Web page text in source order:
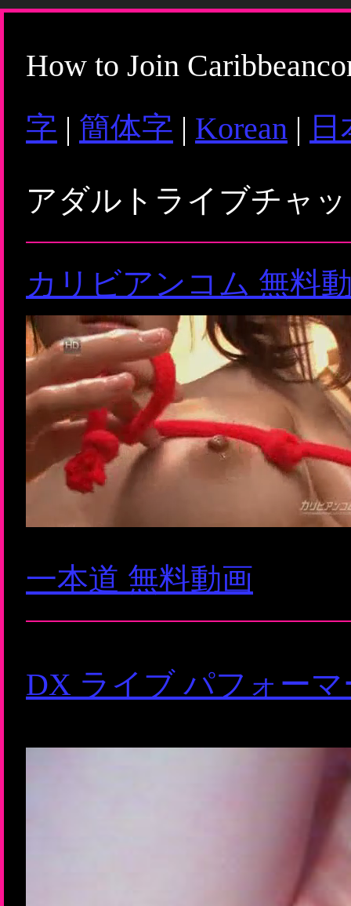
How to Join
字 | 簡体字 | Korean |
アダルトライブチャ
カリビアンコム 無料
一本道 無料動画
DX ライブ パフォー